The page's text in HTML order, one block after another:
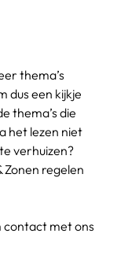
thema’s
dus een kijkje
thema’s die
het lezen niet
verhuizen?
Zonen regelen
met ons